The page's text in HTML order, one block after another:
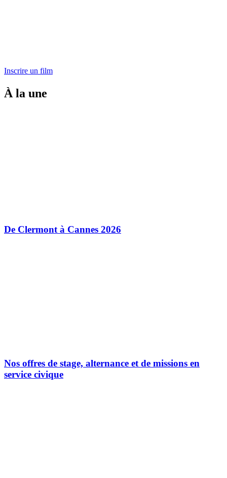
Inscrire un film
À la une
De Clermont à Cannes 2026
Nos offres de stage, alternance et de missions en
service civique